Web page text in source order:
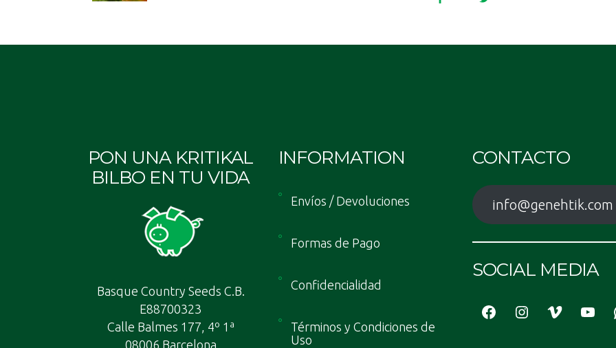
PON UNA KRITIKAL
BILBO EN TU VIDA
Basque Country Seeds C.B.
E88700323
Calle Balmes 177, 4º 1ª
08006 Barcelona
INFORMATION
Envíos / Devoluciones
Formas de Pago
Confidencialidad
Términos y Condiciones de
Uso
CONTACTO
info@genehtik.com
SOCIAL MEDIA
FacebookInstagram
Vimeo